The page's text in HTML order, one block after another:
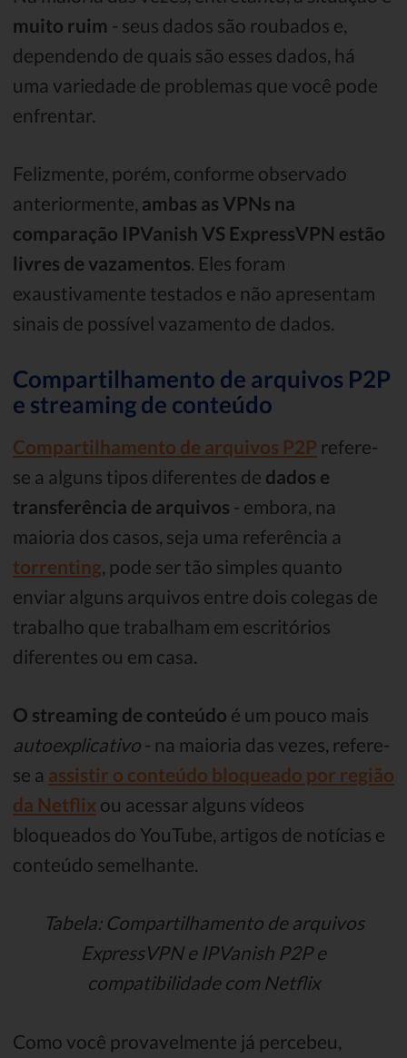
muito ruim - seus dados são roubados e,
dependendo de quais são esses dados, há
uma variedade de problemas que você pode
enfrentar.
Felizmente, porém, conforme observado
anteriormente, ambas as VPNs na
comparação IPVanish VS ExpressVPN estão
livres de vazamentos . Eles foram
exaustivamente testados e não apresentam
sinais de possível vazamento de dados.
Compartilhamento de arquivos P2P
e streaming de conteúdo
Compartilhamento de arquivos P2P refere-
se a alguns tipos diferentes de dados e
transferência de arquivos - embora, na
maioria dos casos, seja uma referência a
torrenting , pode ser tão simples quanto
enviar alguns arquivos entre dois colegas de
trabalho que trabalham em escritórios
diferentes ou em casa.
O streaming de conteúdo é um pouco mais
autoexplicativo - na maioria das vezes, refere-
se a assistir o conteúdo bloqueado por região
da Netflix ou acessar alguns vídeos
bloqueados do YouTube, artigos de notícias e
conteúdo semelhante.
Tabela: Compartilhamento de arquivos
ExpressVPN e IPVanish P2P e
compatibilidade com Netflix
Como você provavelmente já percebeu,